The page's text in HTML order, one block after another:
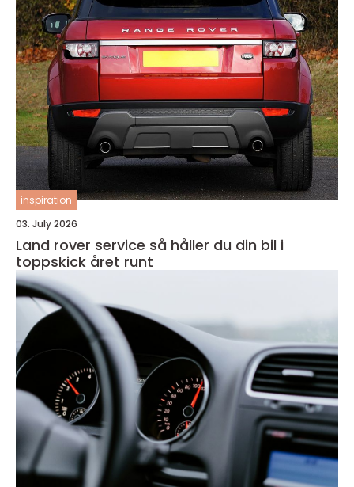
inspiration
03. July 2026
Land rover service så håller du din bil i
toppskick året runt